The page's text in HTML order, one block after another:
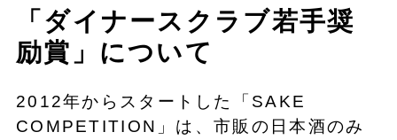
「ダイナースクラブ若手奨
励賞」について
2012年からスタートした「SAKE
COMPETITION」は、市販の日本酒のみ